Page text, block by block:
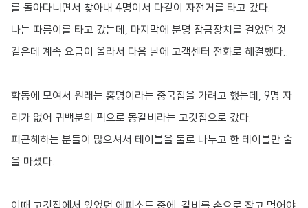
를 돌아다니면서 찾아내 4명이서 다같이 자전거를 타고 갔다.
나는 따릉이를 타고 갔는데, 마지막에 분명 잠금장치를 걸었던 것
같은데 계속 요금이 올라서 다음 날에 고객센터 전화로 해결했다..
학동에 모여서 원래는 홍명이라는 중국집을 가려고 했는데, 9명 자
리가 없어 귀백분의 픽으로 몽갈비라는 고깃집으로 갔다.
피곤해하는 분들이 많으셔서 테이블을 둘로 나누고 한 테이블만 술
을 마셨다.
이때 고깃집에서 있었던 에피소드 중에, 갈비를 손으로 잡고 먹어야